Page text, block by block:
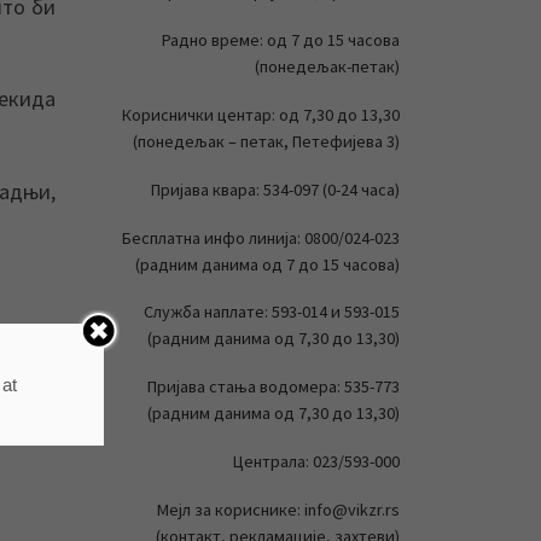
би
Радно време: од 7 до 15 часова
(понедељак-петак)
Кориснички центар: од 7,30 до 13,30
(понедељак – петак, Петефијева 3)
Пријава квара: 534-097 (0-24 часа)
Бесплатна инфо линија: 0800/024-023
(радним данима од 7 до 15 часова)
Служба наплате: 593-014 и 593-015
(радним данима од 7,30 до 13,30)
Пријава стања водомера: 535-773
(радним данима од 7,30 до 13,30)
Централа: 023/593-000
Мејл за кориснике: info@vikzr.rs
(контакт, рекламације, захтеви)